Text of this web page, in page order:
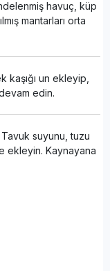
havuç, küp
mantarları orta
kaşığı un ekleyip,
edin.
suyunu, tuzu
ekleyin. Kaynayana